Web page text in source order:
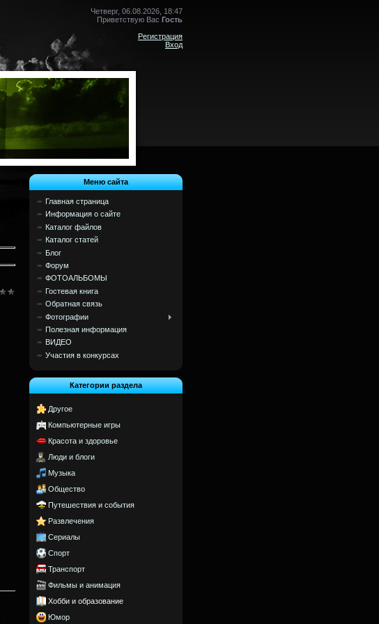
Четверг, 06.08.2026, 18:47
Приветствую Вас Гость
Регистрация
Вход
Меню сайта
Главная страница
Информация о сайте
Каталог файлов
Каталог статей
Блог
Форум
ФОТОАЛЬБОМЫ
Гостевая книга
Обратная связь
Фотографии
Полезная информация
ВИДЕО
Участия в конкурсах
Категории раздела
Другое
Компьютерные игры
Красота и здоровье
Люди и блоги
Музыка
Общество
Путешествия и события
Развлечения
Сериалы
Спорт
Транспорт
Фильмы и анимация
Хобби и образование
Юмор